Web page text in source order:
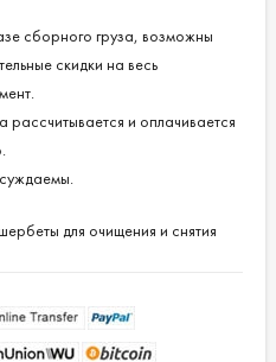
сборного груза, возможны
скидки на весь
рассчитывается и оплачивается
для очищения и снятия
CC-крема и многое другое.